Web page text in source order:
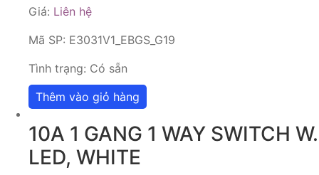
Giá: Liên hệ
Mã SP: E3031V1_EBGS_G19
Tình trạng: Có sẵn
Thêm vào giỏ hàng
10A 1 GANG 1 WAY SWITCH W.
LED, WHITE